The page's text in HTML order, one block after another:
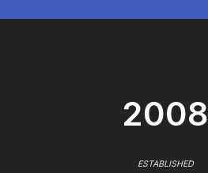
2008
ESTABLISHED